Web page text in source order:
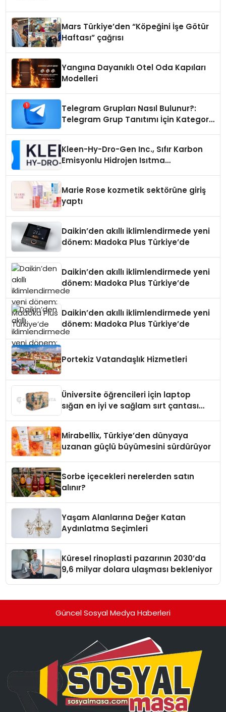
Mars Türkiye’den “Köpeğini İşe Götür
Haftası” çağrısı
Yangına Dayanıklı Otel Oda Kapıları
Modelleri
Telegram Grupları Nasıl Bulunur?:
Telegram Grup Tanıtımı İçin Kategori
Kleen-Hy-Dro-Gen Inc., Sıfır Karbon
Emisyonlu Hidrojen Isıtma
Marie Rose kozmetik sektörüne giriş
yaptı
Daikin’den akıllı iklimlendirmede yeni
dönem: Madoka Plus Türkiye’de
Daikin’den akıllı iklimlendirmede yeni
dönem: Madoka Plus Türkiye’de
Daikin’den akıllı iklimlendirmede yeni
dönem: Madoka Plus Türkiye’de
Portekiz Vatandaşlık Hizmetleri
Üniversite öğrencileri için laptop
sığan en iyi ve sağlam sırt çantası
Mirabellix, Türkiye’den dünyaya
uzanan güçlü büyümesini sürdürüyor
Sorbe içecekleri nerelerden satın
alınır?
Yaşam Alanlarına Değer Katan
Aydınlatma Seçimleri
Küresel rinoplasti pazarının 2030’da
9,6 milyar dolara ulaşması bekleniyor
Güncel Sosyal Medya Haberleri